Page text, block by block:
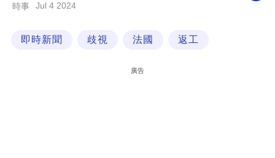
時事 Jul 4 2024
即時新聞 歧視 法國 返工
廣告